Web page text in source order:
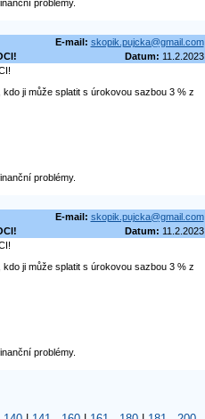
problémy.
E-mail: skopik.pujcka@gmail.com
Datum: 11.2.2023
ji může splatit s úrokovou sazbou 3 % z
problémy.
E-mail: skopik.pujcka@gmail.com
Datum: 11.2.2023
ji může splatit s úrokovou sazbou 3 % z
problémy.